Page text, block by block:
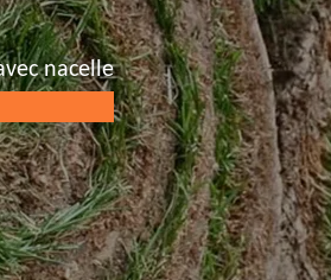
nacelle